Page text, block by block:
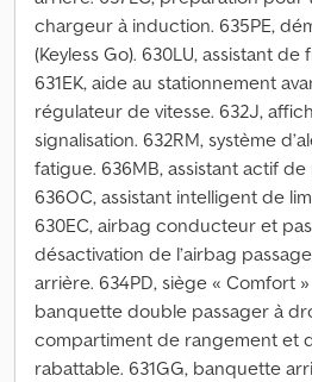
chargeur à induction. 635PE,
(Keyless Go). 630LU, assistant
631EK, aide au stationnement
régulateur de vitesse. 632J,
signalisation. 632RM, système
fatigue. 636MB, assistant actif de
636OC, assistant intelligent de
630EC, airbag conducteur et
désactivation de l’airbag
arrière. 634PD, siège « Comfort
banquette double passager à
compartiment de rangement et
rabattable. 631GG, banquette